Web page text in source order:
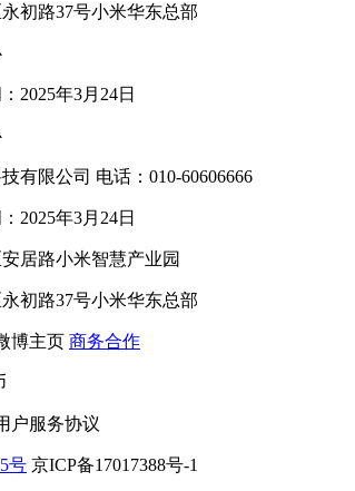
初路37号小米华东总部
2025年3月24日
有限公司 电话：010-60606666
2025年3月24日
居路小米智慧产业园
初路37号小米华东总部
博主页 商务合作
户服务协议
号 京ICP备17017388号-1